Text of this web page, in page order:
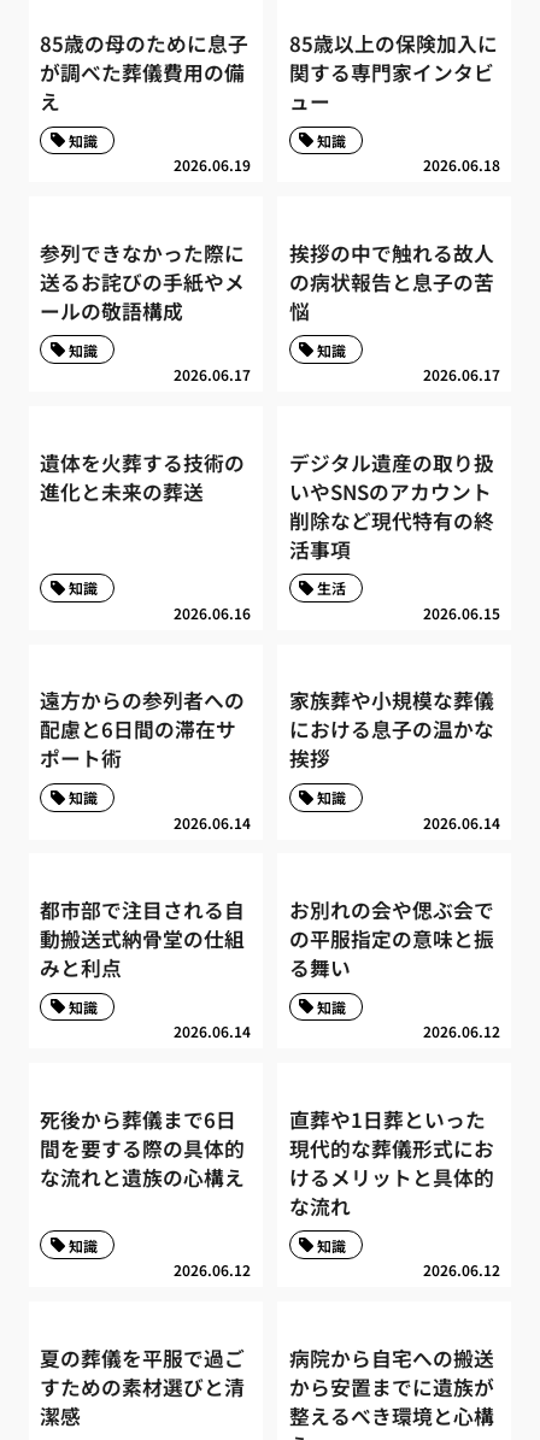
85歳の母のために息子
が調べた葬儀費用の備
え
2026.06.19
知識
85歳以上の保険加入に
関する専門家インタビ
ュー
2026.06.18
知識
参列できなかった際に
送るお詫びの手紙やメ
ールの敬語構成
2026.06.17
知識
挨拶の中で触れる故人
の病状報告と息子の苦
悩
2026.06.17
知識
遺体を火葬する技術の
進化と未来の葬送
2026.06.16
知識
デジタル遺産の取り扱
いやSNSのアカウント
削除など現代特有の終
活事項
2026.06.15
生活
遠方からの参列者への
配慮と6日間の滞在サ
ポート術
2026.06.14
知識
家族葬や小規模な葬儀
における息子の温かな
挨拶
2026.06.14
知識
都市部で注目される自
動搬送式納骨堂の仕組
みと利点
2026.06.14
知識
お別れの会や偲ぶ会で
の平服指定の意味と振
る舞い
2026.06.12
知識
死後から葬儀まで6日
間を要する際の具体的
な流れと遺族の心構え
2026.06.12
知識
直葬や1日葬といった
現代的な葬儀形式にお
けるメリットと具体的
な流れ
2026.06.12
知識
夏の葬儀を平服で過ご
すための素材選びと清
潔感
病院から自宅への搬送
から安置までに遺族が
整えるべき環境と心構